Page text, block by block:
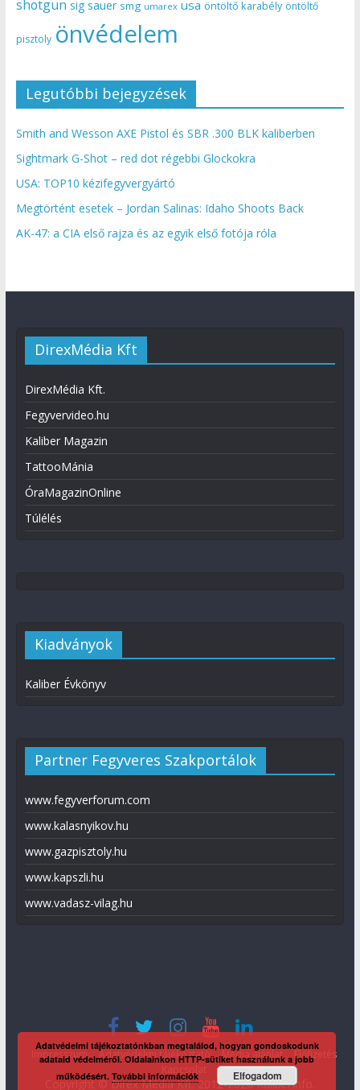
shotgun sig sauer smg umarex usa öntöltő karabély öntöltő
pisztoly önvédelem
Legutóbbi bejegyzések
Smith and Wesson AXE Pistol és SBR .300 BLK kaliberben
Sightmark G-Shot – red dot régebbi Glockokra
USA: TOP10 kézifegyvergyártó
Megtörtént esetek – Jordan Salinas: Idaho Shoots Back
AK-47: a CIA első rajza és az egyik első fotója róla
DirexMédia Kft
DirexMédia Kft.
Fegyvervideo.hu
Kaliber Magazin
TattooMánia
ÓraMagazinOnline
Túlélés
Kiadványok
Kaliber Évkönyv
Partner Fegyveres Szakportálok
www.fegyverforum.com
www.kalasnyikov.hu
www.gazpisztoly.hu
www.kapszli.hu
www.vadasz-vilag.hu
Impresszum Adatvédelmi tájékoztató Média ajánlat
Előfizetés
Copyright © Direx Média Kft. 2012-2026KaliberInfo
Adatvédelmi tájékoztatónkban megtalálod, hogyan gondoskodunk
adataid védelméről. Oldalainkon HTTP-sütiket használunk a jobb
működésért.További információk Elfogadom